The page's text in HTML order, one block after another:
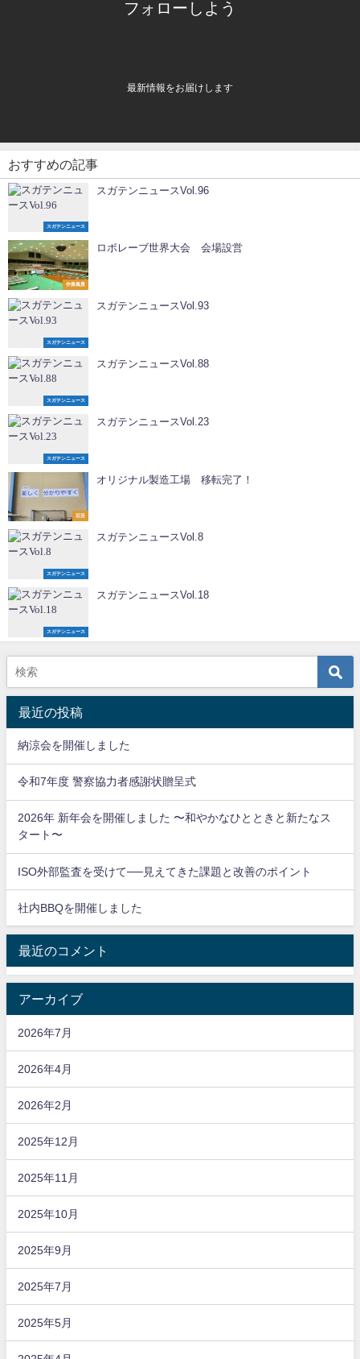
フォローしよう
最新情報をお届けします
おすすめの記事
スガテンニュース
スガテンニュースVol.96
作業風景
ロボレーブ世界大会 会場設営
スガテンニュース
スガテンニュースVol.93
スガテンニュース
スガテンニュースVol.88
スガテンニュース
スガテンニュースVol.23
近況
オリジナル製造工場 移転完了！
スガテンニュース
スガテンニュースVol.8
スガテンニュース
スガテンニュースVol.18
最近の投稿
納涼会を開催しました
令和7年度 警察協力者感謝状贈呈式
2026年 新年会を開催しました 〜和やかなひとときと新たなス
タート〜
ISO外部監査を受けて──見えてきた課題と改善のポイント
社内BBQを開催しました
最近のコメント
アーカイブ
2026年7月
2026年4月
2026年2月
2025年12月
2025年11月
2025年10月
2025年9月
2025年7月
2025年5月